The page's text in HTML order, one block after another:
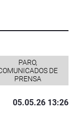
PARO,
DE
PRENSA
05.05.26 13:26